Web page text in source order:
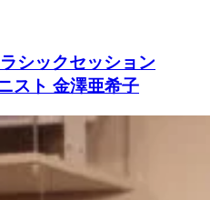
シックセッション
スト 金澤亜希子